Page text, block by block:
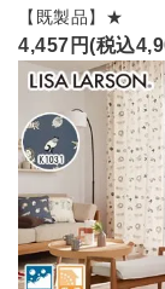
【既製品】★
4,457円(税込